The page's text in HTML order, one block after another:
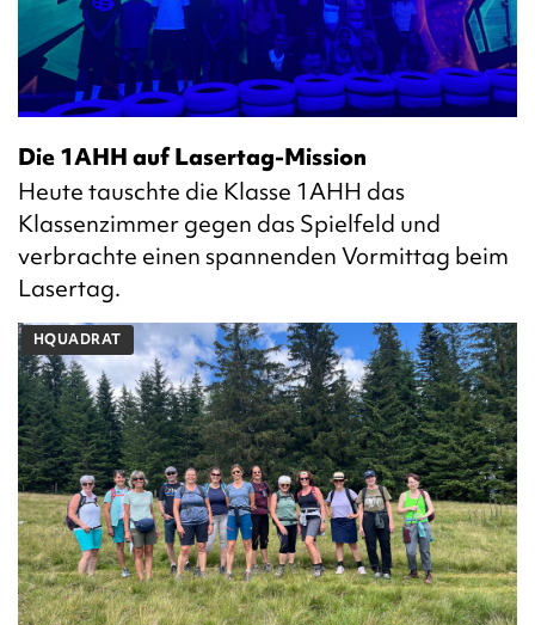
Die 1AHH auf Lasertag-Mission
Heute tauschte die Klasse 1AHH das
Klassenzimmer gegen das Spielfeld und
verbrachte einen spannenden Vormittag beim
Lasertag.
HQUADRAT